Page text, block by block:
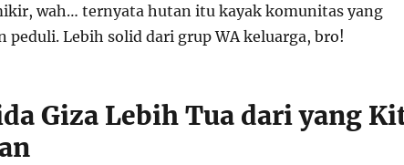
wah… ternyata hutan itu kayak komunitas yang
peduli. Lebih solid dari grup WA keluarga, bro!
Giza Lebih Tua dari yang